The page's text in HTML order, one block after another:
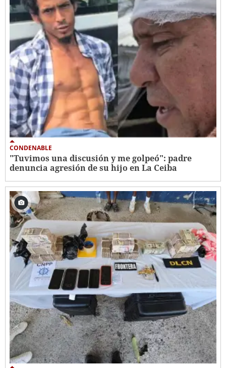
CONDENABLE
"Tuvimos una discusión y me golpeó": padre
denuncia agresión de su hijo en La Ceiba